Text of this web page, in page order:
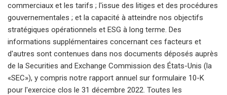
commerciaux et les tarifs ; l'issue des litiges et des procédures
gouvernementales ; et la capacité à atteindre nos objectifs
stratégiques opérationnels et ESG à long terme. Des
informations supplémentaires concernant ces facteurs et
d'autres sont contenues dans nos documents déposés auprès
de la Securities and Exchange Commission des États-Unis (la
«SEC»), y compris notre rapport annuel sur formulaire 10-K
pour l'exercice clos le 31 décembre 2022. Toutes les